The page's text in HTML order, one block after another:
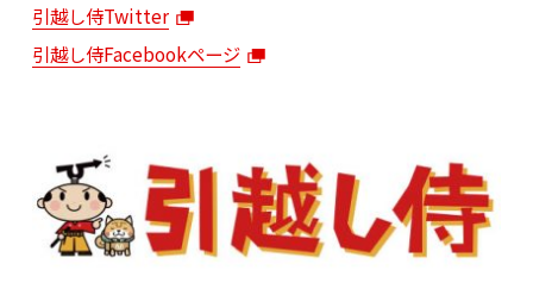
引越し侍Twitter
引越し侍Facebookページ